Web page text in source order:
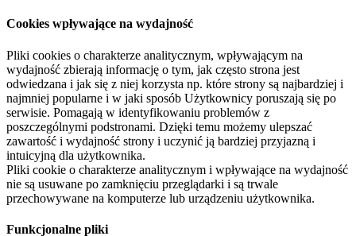
Cookies wpływające na wydajność
Pliki cookies o charakterze analitycznym, wpływającym na
wydajność zbierają informację o tym, jak często strona jest
odwiedzana i jak się z niej korzysta np. które strony są najbardziej i
najmniej popularne i w jaki sposób Użytkownicy poruszają się po
serwisie. Pomagają w identyfikowaniu problemów z
poszczególnymi podstronami. Dzięki temu możemy ulepszać
zawartość i wydajność strony i uczynić ją bardziej przyjazną i
intuicyjną dla użytkownika.
Pliki cookie o charakterze analitycznym i wpływające na wydajność
nie są usuwane po zamknięciu przeglądarki i są trwale
przechowywane na komputerze lub urządzeniu użytkownika.
Funkcjonalne pliki